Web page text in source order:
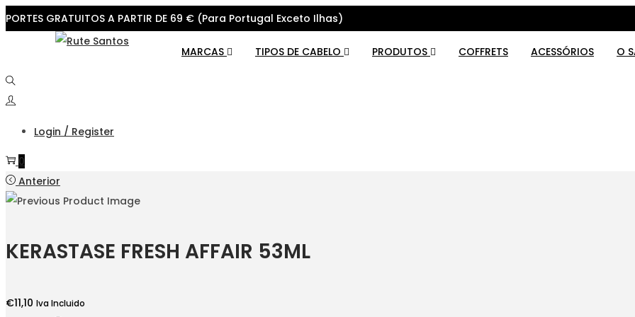
PORTES GRATUITOS A PARTIR DE 69 € (Para Portugal Exceto Ilhas)
navigation
content
MARCAS TIPOS DE CABELO PRODUTOS COFFRETS ACESSÓRIOS O
Login / Register
0
Anterior
KERASTASE FRESH AFFAIR 53ML
€11,10 Iva Incluido